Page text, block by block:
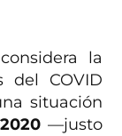
la
del COVID
situación
2020 —justo